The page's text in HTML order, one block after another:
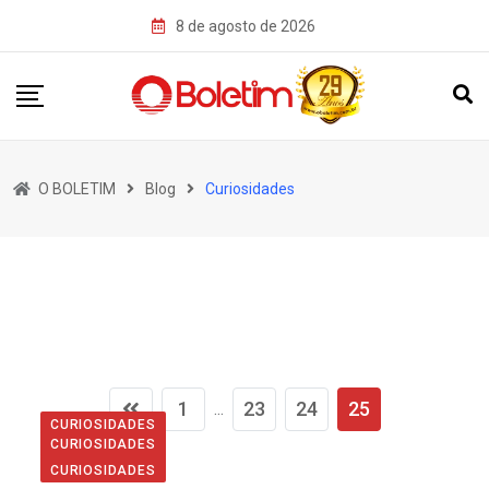
8 de agosto de 2026
O BOLETIM Blog Curiosidades
1 ... 23 24 25
CURIOSIDADES
Por que dizem que trevo de 4
CURIOSIDADES
CURIOSIDADES
CURIOSIDADES